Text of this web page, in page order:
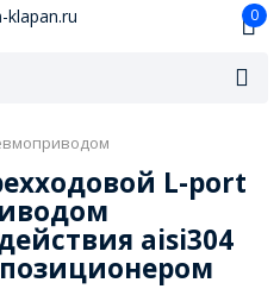
0
L-port
aisi304